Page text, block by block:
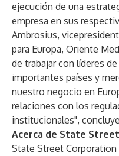
ejecución de una
empresa en sus
Ambrosius,
para Europa, Oriente
de trabajar con líderes
importantes países y
nuestro negocio en
relaciones con los
institucionales",
Acerca de State
State Street Corporation